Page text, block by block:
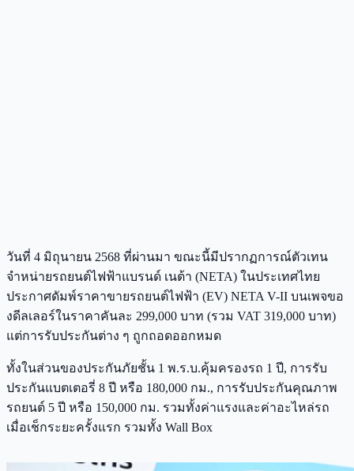
วันที่ 4 มิถุนายน 2568 ที่ผ่านมา ขณะนี้มีปรากฏการณ์ตัวเทน
จำหน่ายรถยนต์ไฟฟ้าแบรนด์ เนต้า (NETA) ในประเทศไทย
ประกาศดัมพ์ราคาขายรถยนต์ไฟฟ้า (EV) NETA V-II บนเพจขอ
งดีลเลอร์ในราคาคันละ 299,000 บาท (รวม VAT 319,000 บาท)
แต่การรับประกันต่าง ๆ ถูกถอดออกหมด
ทั้งในส่วนของประกันภัยชั้น 1 พ.ร.บ.คุ้มครองรถ 1 ปี, การรับ
ประกันแบตเตอรี่ 8 ปี หรือ 180,000 กม., การรับประกันคุณภาพ
รถยนต์ 5 ปี หรือ 150,000 กม. รวมทั้งค่าแรงและค่าอะไหล่รถ
เมื่อเช็กระยะครั้งแรก รวมทั้ง Wall Box